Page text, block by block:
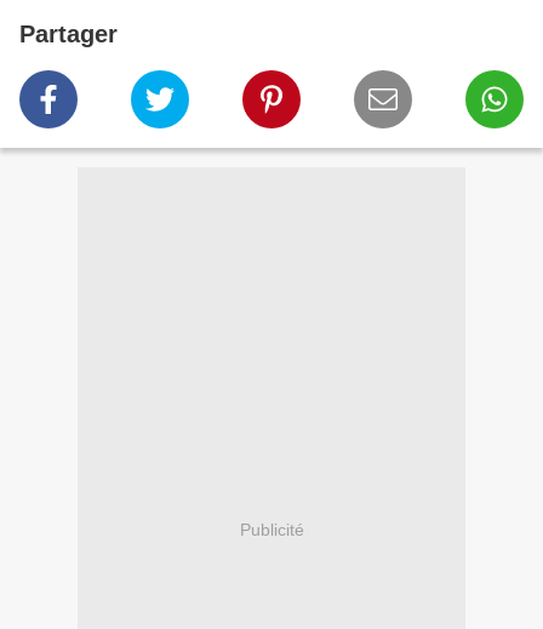
Partager
Publicité